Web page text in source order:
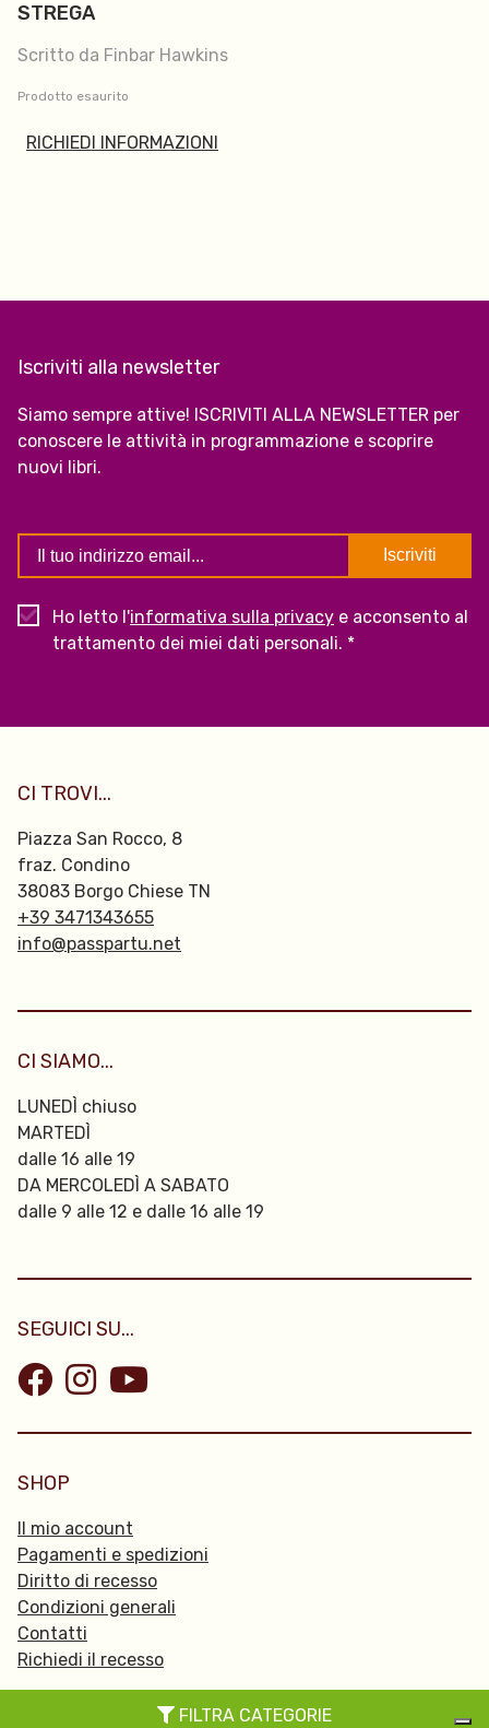
FILTRA CATEGORIE
STREGA
Scritto da Finbar Hawkins
Prodotto esaurito
RICHIEDI INFORMAZIONI
Iscriviti alla newsletter
Siamo sempre attive! ISCRIVITI ALLA NEWSLETTER per
conoscere le attività in programmazione e scoprire
nuovi libri.
Ho letto l'informativa sulla privacy e acconsento al
trattamento dei miei dati personali. *
CI TROVI...
Piazza San Rocco, 8
fraz. Condino
38083 Borgo Chiese TN
+39 3471343655
info@passpartu.net
CI SIAMO...
LUNEDÌ chiuso
MARTEDÌ
dalle 16 alle 19
DA MERCOLEDÌ A SABATO
dalle 9 alle 12 e dalle 16 alle 19
SEGUICI SU...
SHOP
Il mio account
Pagamenti e spedizioni
Diritto di recesso
Condizioni generali
Contatti
Richiedi il recesso